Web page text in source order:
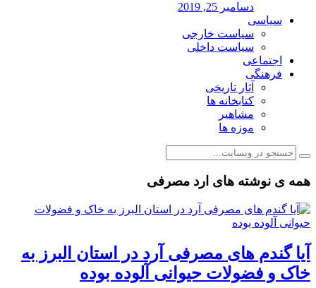
دسامبر 25, 2019
سیاسی
سیاست خارجی
سیاست داخلی
اجتماعی
فرهنگی
آثار تاریخی
کتابخانه ها
مشاهیر
موزه ها
همه ی نوشته های ارد مصرفی
آیا گندم‌ های مصرفی آرد در استان البرز به
خاک و فضولات حیوانی آلوده بوده